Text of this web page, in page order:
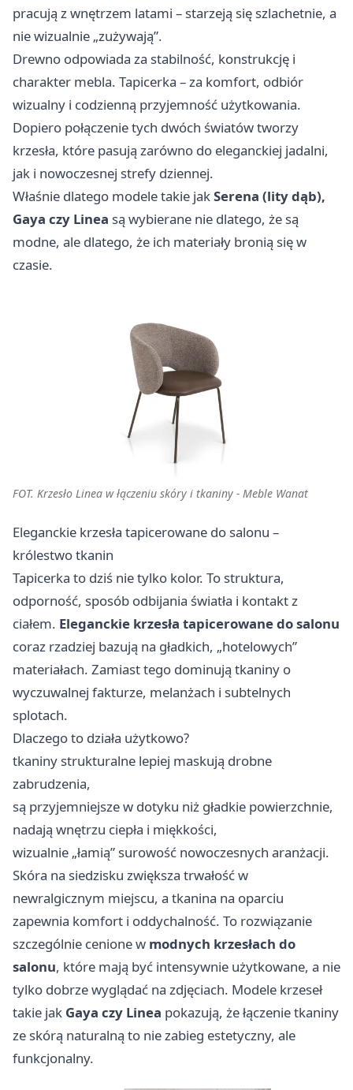
pracują z wnętrzem latami – starzeją się szlachetnie, a
nie wizualnie „zużywają”.
Drewno odpowiada za stabilność, konstrukcję i
charakter mebla. Tapicerka – za komfort, odbiór
wizualny i codzienną przyjemność użytkowania.
Dopiero połączenie tych dwóch światów tworzy
krzesła, które pasują zarówno do eleganckiej jadalni,
jak i nowoczesnej strefy dziennej.
Właśnie dlatego modele takie jakSerena (lity dąb),
Gaya czy Linea są wybierane nie dlatego, że są
modne, ale dlatego, że ich materiały bronią się w
czasie.
FOT. Krzesło Linea w łączeniu skóry i tkaniny - Meble Wanat
Eleganckie krzesła tapicerowane do salonu –
królestwo tkanin
Tapicerka to dziś nie tylko kolor. To struktura,
odporność, sposób odbijania światła i kontakt z
ciałem. Eleganckie krzesła tapicerowane do salonu
coraz rzadziej bazują na gładkich, „hotelowych”
materiałach. Zamiast tego dominują tkaniny o
wyczuwalnej fakturze, melanżach i subtelnych
splotach.
Dlaczego to działa użytkowo?
tkaniny strukturalne lepiej maskują drobne
zabrudzenia,
są przyjemniejsze w dotyku niż gładkie powierzchnie,
nadają wnętrzu ciepła i miękkości,
wizualnie „łamią” surowość nowoczesnych aranżacji.
Skóra na siedzisku zwiększa trwałość w
newralgicznym miejscu, a tkanina na oparciu
zapewnia komfort i oddychalność. To rozwiązanie
szczególnie cenione w modnych krzesłach do
salonu, które mają być intensywnie użytkowane, a nie
tylko dobrze wyglądać na zdjęciach. Modele krzeseł
takie jak Gaya czy Linea pokazują, że łączenie tkaniny
ze skórą naturalną to nie zabieg estetyczny, ale
funkcjonalny.